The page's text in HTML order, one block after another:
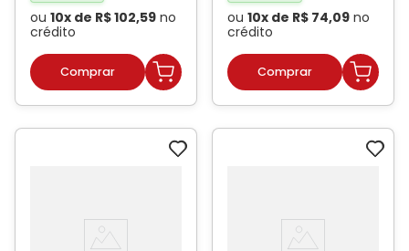
ou 10x de R$102,59 no
crédito
ou 10x de R$ 74,09 no
crédito